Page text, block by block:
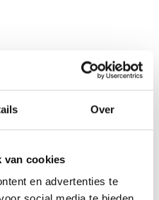
Over
van cookies
en advertenties te